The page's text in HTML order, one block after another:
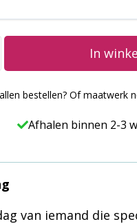
In
bestellen? Of maatwerk
Afhalen binnen 2-3
van iemand die